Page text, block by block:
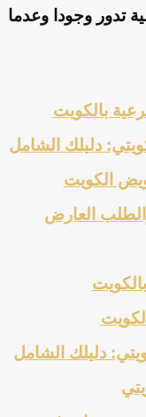
تدور وجودا وعدما
بالكويت
دليلك الشامل
الكويت
العارض
دليلك الشامل